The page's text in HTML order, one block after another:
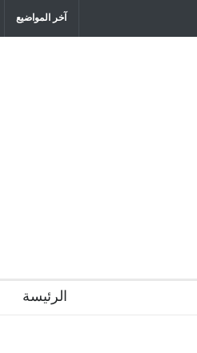
آخر المواضيع
الرئيسة